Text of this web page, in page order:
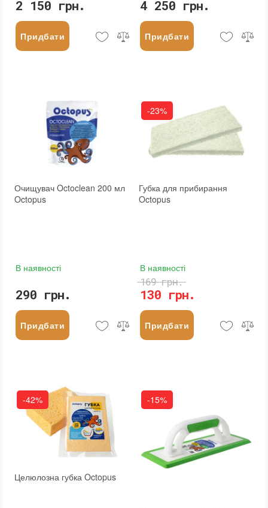
2 150 грн.
Придбати
4 250 грн.
Придбати
Очищувач Octoclean 200 мл
Octopus
В наявності
290 грн.
Придбати
-23%
Губка для прибирання
Octopus
В наявності
130 грн.
169 грн.
Придбати
-42%
Целюлозна губка Octopus
-15%